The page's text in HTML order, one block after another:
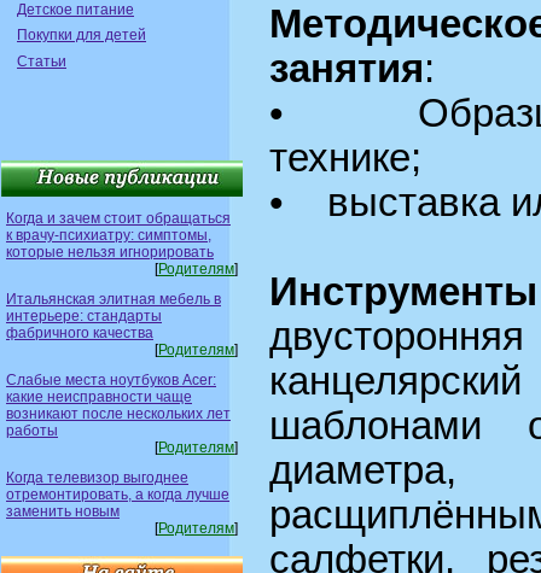
Детское питание
Покупки для детей
Статьи
Когда и зачем стоит обращаться
к врачу-психиатру: симптомы,
которые нельзя игнорировать
[Родителям]
Итальянская элитная мебель в
интерьере: стандарты
фабричного качества
[Родителям]
Слабые места ноутбуков Acer:
какие неисправности чаще
возникают после нескольких лет
работы
[Родителям]
Когда телевизор выгоднее
отремонтировать, а когда лучше
заменить новым
[Родителям]
занятия:
•
технике;
• выставка
шаблонами
салфетки,